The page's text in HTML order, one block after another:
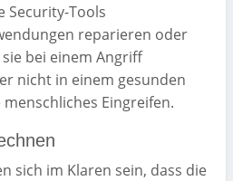
Security-Tools
reparieren oder
bei einem Angriff
nicht in einem gesunden
Eingreifen.
sich im Klaren sein, dass die